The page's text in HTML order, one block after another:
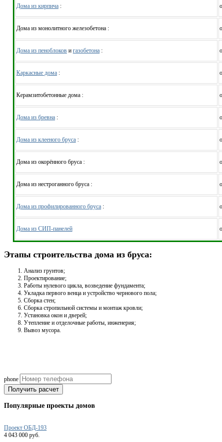
Дома из кирпича :
Дома из монолитного железобетона :
Дома из пеноблоков и газобетона :
Каркасные дома :
Керамзитобетонные дома :
Дома из бревна :
Дома из клееного бруса :
Дома из окорённого бруса :
Дома из нестроганного бруса :
Дома из профилированного бруса :
Дома из СИП-панелей
Этапы строительства дома из бруса:
Анализ грунтов;
Проектирование;
Работы нулевого цикла, возведение фундамента;
Укладка первого венца и устройство чернового пола;
Сборка стен;
Сборка стропильной системы и монтаж кровли;
Установка окон и дверей;
Утепление и отделочные работы, инженерия;
Вывоз мусора.
phone
Получить расчет
Популярные проекты домов
Проект ОБД-193
4 043 000 руб.